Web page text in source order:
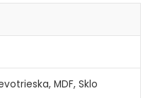
MDF, Sklo